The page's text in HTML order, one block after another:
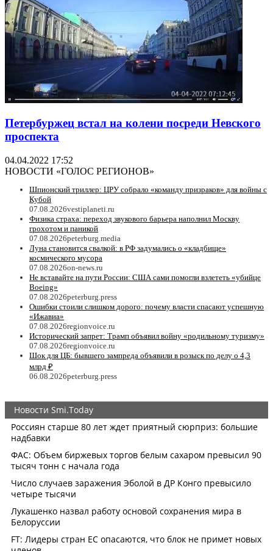
Петербуржец встал на колени посреди Невского
проспекта
04.04.2022 17:52
НОВОСТИ «ГОЛОС РЕГИОНОВ»
Шпионский триллер: ЦРУ собрало «команду призраков» для войны с
Кубой
07.08.2026vestiplaneti.ru
Физика страха: переход звукового барьера наполнил Москву
грохотом и паникой
07.08.2026peterburg.media
Луна становится свалкой: в РФ задумались о «кладбище»
космического мусора
07.08.2026on-news.ru
Не вставайте на пути России: США сами помогли взлететь «убийце
Boeing»
07.08.2026peterburg.press
Ошибки стоили слишком дорого: почему власти спасают успешную
«Ижавиа»
07.08.2026regionvoice.ru
Исторический запрет: Трамп объявил войну «родильному туризму»
07.08.2026regionvoice.ru
Шок для ЦБ: бывшего зампреда объявили в розыск по делу о 4,3
млрд ₽
06.08.2026peterburg.press